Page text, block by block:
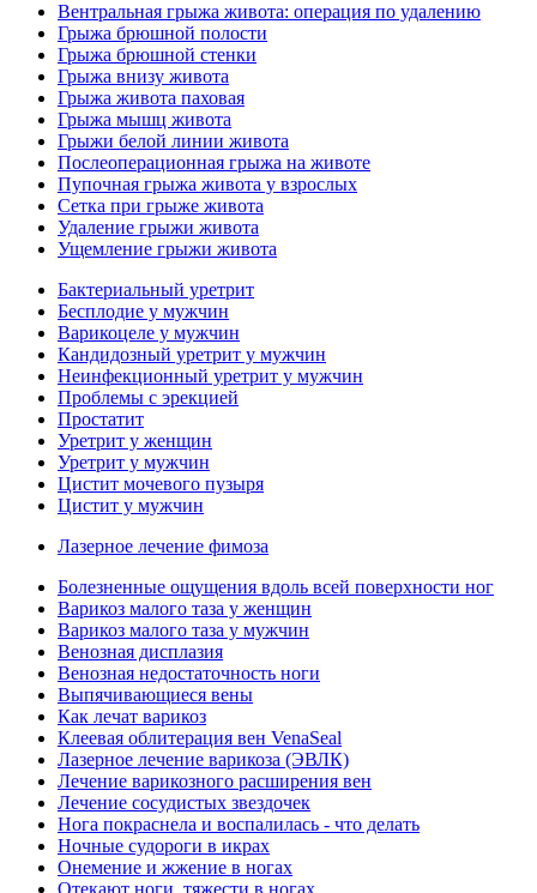
Вентральная грыжа живота: операция по удалению
Грыжа брюшной полости
Грыжа брюшной стенки
Грыжа внизу живота
Грыжа живота паховая
Грыжа мышц живота
Грыжи белой линии живота
Послеоперационная грыжа на животе
Пупочная грыжа живота у взрослых
Сетка при грыже живота
Удаление грыжи живота
Ущемление грыжи живота
Бактериальный уретрит
Бесплодие у мужчин
Варикоцеле у мужчин
Кандидозный уретрит у мужчин
Неинфекционный уретрит у мужчин
Проблемы с эрекцией
Простатит
Уретрит у женщин
Уретрит у мужчин
Цистит мочевого пузыря
Цистит у мужчин
Лазерное лечение фимоза
Болезненные ощущения вдоль всей поверхности ног
Варикоз малого таза у женщин
Варикоз малого таза у мужчин
Венозная дисплазия
Венозная недостаточность ноги
Выпячивающиеся вены
Как лечат варикоз
Клеевая облитерация вен VenaSeal
Лазерное лечение варикоза (ЭВЛК)
Лечение варикозного расширения вен
Лечение сосудистых звездочек
Нога покраснела и воспалилась - что делать
Ночные судороги в икрах
Онемение и жжение в ногах
Отекают ноги, тяжести в ногах